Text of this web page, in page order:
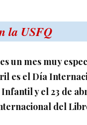
la USFQ
un mes muy
es el Día
y el 23 de
del